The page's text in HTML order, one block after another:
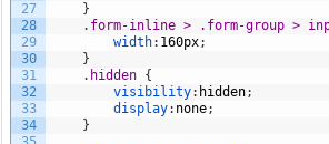
27
28
29
30
31
32
33
34
}
.form-inline > .form-group >
width: 160px;
}
.hidden {
visibility: hidden;
display: none;
}